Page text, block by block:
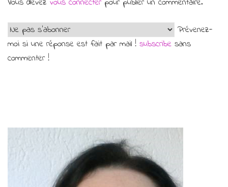
Prévenez-
moi si une réponse est fait par mail ! subscribe sans
commenter !